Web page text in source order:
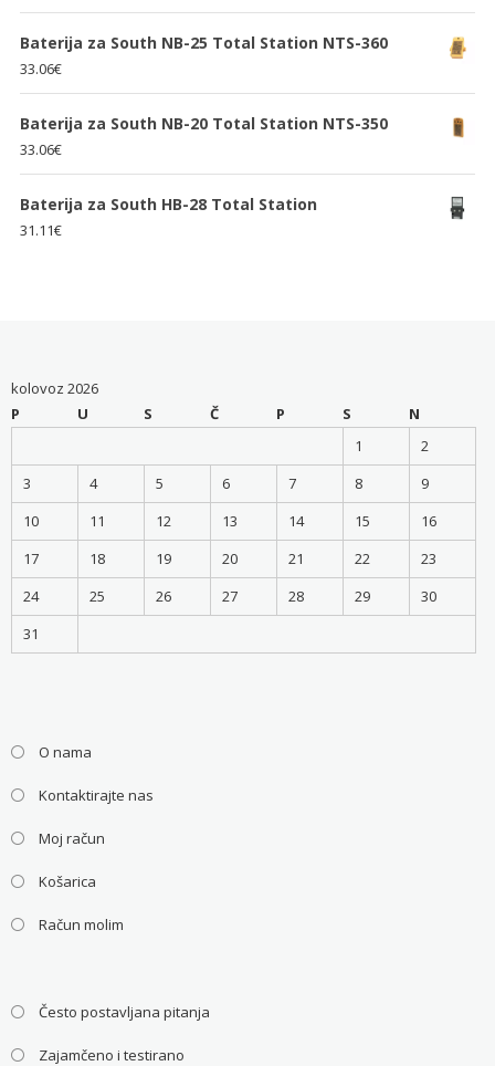
Baterija za South NB-25 Total Station NTS-360
33.06€
Baterija za South NB-20 Total Station NTS-350
33.06€
Baterija za South HB-28 Total Station
31.11€
kolovoz 2026
P
U S Č P S
N
1
2
3
4 5 6 7 8
9
10
11 12 13 14 15
16
17
18 19 20 21 22
23
24
25 26 27 28 29
30
31
O nama
Kontaktirajte nas
Moj račun
Košarica
Račun molim
Često postavljana pitanja
Zajamčeno i testirano